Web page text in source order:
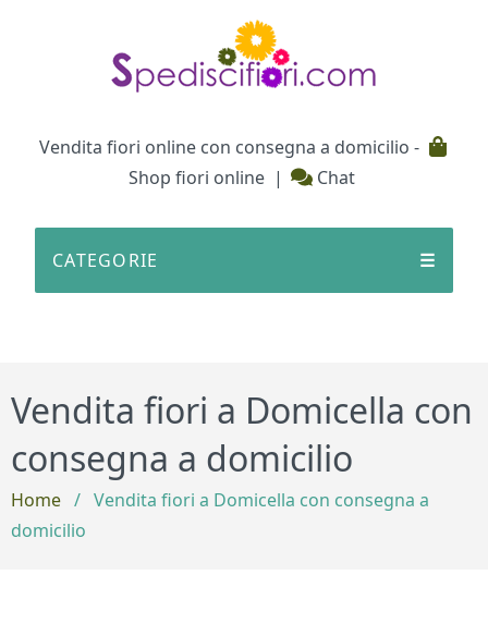
Vendita fiori online con consegna a domicilio -
Shop fiori online | Chat
CATEGORIE ☰
Vendita fiori a Domicella con
consegna a domicilio
Home / Vendita fiori a Domicella con consegna a
domicilio